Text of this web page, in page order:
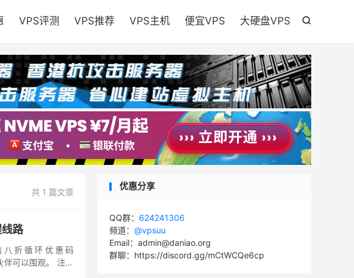

VPS评测 VPS推荐 VPS主机 便宜VPS 大硬盘VPS
共 1 篇文章
路
八折循环优惠码
可以围观。 注意
优惠分享
QQ群： 624241306
频道： @vpsuu
Email：admin@daniao.org
群聊：https://discord.gg/mCtWCQe6cp